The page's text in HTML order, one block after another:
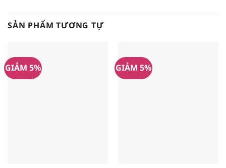
SẢN PHẨM TƯƠNG TỰ
GIẢM 5% GIẢM 5%